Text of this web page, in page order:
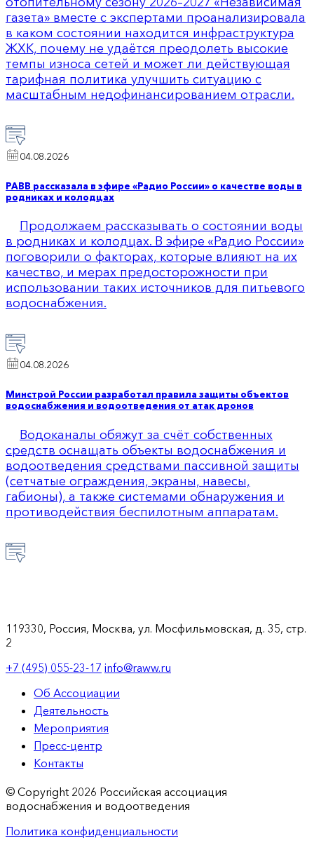
газета» вместе с экспертами проанализировала
в каком состоянии находится инфраструктура
ЖХК, почему не удаётся преодолеть высокие
темпы износа сетей и может ли действующая
тарифная политика улучшить ситуацию с
масштабным недофинансированием отрасли.
04.08.2026
РАВВ рассказала в эфире «Радио России» о качестве воды в
родниках и колодцах
Продолжаем рассказывать о состоянии воды
в родниках и колодцах. В эфире «Радио России»
поговорили о факторах, которые влияют на их
качество, и мерах предосторожности при
использовании таких источников для питьевого
водоснабжения.
04.08.2026
Минстрой России разработал правила защиты объектов
водоснабжения и водоотведения от атак дронов
Водоканалы обяжут за счёт собственных
средств оснащать объекты водоснабжения и
водоотведения средствами пассивной защиты
(сетчатые ограждения, экраны, навесы,
габионы), а также системами обнаружения и
противодействия беспилотным аппаратам.
119330, Россия, Москва, ул. Мосфильмовская, д. 35, стр.
2
+7 (495) 055-23-17 info@raww.ru
Об Ассоциации
Деятельность
Мероприятия
Пресс-центр
Контакты
© Copyright 2026 Российская ассоциация
водоснабжения и водоотведения
Политика конфиденциальности